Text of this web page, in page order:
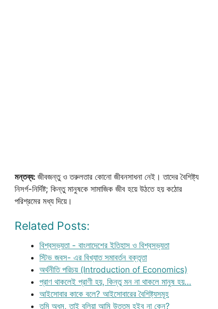
মন্তব্য: জীবজন্তু ও তরুলতার কোনো জীবনসাধনা নেই। তাদের বৈশিষ্ট্য
নিসর্গ-নির্দিষ্ট; কিন্তু মানুষকে সামাজিক জীব হয়ে উঠতে হয় কঠোর
পরিশ্রমের মধ্য দিয়ে।
Related Posts:
বিশ্বসভ্যতা - বাংলাদেশের ইতিহাস ও বিশ্বসভ্যতা
স্টিভ জবস- এর বিখ্যাত সমাবর্তন বক্তৃতা
অর্থনীতি পরিচয় (Introduction of Economics)
প্রাণ থাকলেই প্রাণী হয়, কিন্তু মন না থাকলে মানুষ হয়…
আইসোবার কাকে বলে? আইসোবারের বৈশিষ্ট্যসমূহ
তুমি অধম, তাই বলিয়া আমি উত্তম হইব না কেন?